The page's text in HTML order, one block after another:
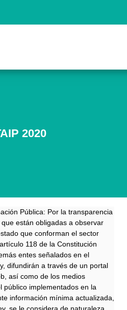
2020
Pública: Por la transparencia
están obligadas a observar
que conforman el sector
118 de la Constitución
entes señalados en el
difundirán a través de un portal
así como de los medios
público implementados en la
información mínima actualizada,
se le considera de naturaleza